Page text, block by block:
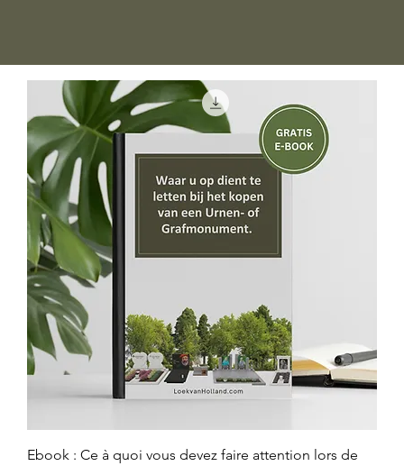
Ebook : Ce à quoi vous devez faire attention lors de